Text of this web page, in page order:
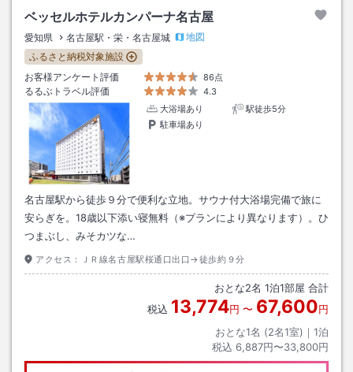
ベッセルホテルカンパーナ名古屋
愛知県 名古屋駅・栄・名古屋城
地図
ふるさと納税対象施設
お客様アンケート評価
86点
るるぶトラベル評価
4.3
大浴場あり
駅徒歩5分
駐車場あり
名古屋駅から徒歩９分で便利な立地。サウナ付大浴場完備で旅に
安らぎを。18歳以下添い寝無料（※プランにより異なります）。ひ
つまぶし、みそカツな…
アクセス： ＪＲ線名古屋駅桜通口出口→徒歩約９分
おとな2名 1泊1部屋 合計
税込 13,774円 〜 67,600円
おとな1名 (2名1室)｜ 1泊
税込 6,887円〜33,800円